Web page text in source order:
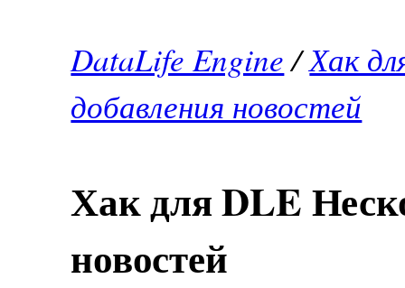
DataLife Engine/Хак
добавления новостей
Хак для DLE
новостей